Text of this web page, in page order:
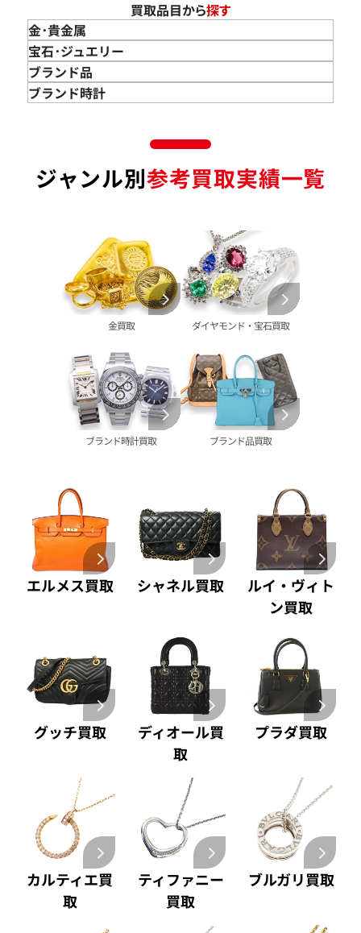
買取品目から探す
金･貴金属
金 買取
金のインゴット 買取
金のアクセサリー 買取
金のブレスレット 買取
金のブローチ 買取
金貨･銀貨 買取
大判･小判 買取
イエローゴールド 買取
ホワイトゴールド 買取
金コンビ 買取
プラチナ 買取
プラチナインゴット 買取
Pt1000 買取
Pt900 買取
Pt850 買取
Pt&Pm 買取
銀･シルバー 買取
パラジウム 買取
宝石･ジュエリー
宝石･ジュエリー買取
ダイヤモンド 買取
オパール 買取
パライバトルマリン 買取
パール 買取
ブランド品
バッグ･小物 買取
カルティエ 買取
ハリー･ウィンストン 買取
ヴァンクリーフ&
アーペル 買取
グッチ 買取
ブシュロン 買取
ショーメ 買取
買取可能な商品をもっと見る
ブランド時計
フィリップ 買取
オーデマピゲ 買取
エルメス 買取
シャネル 買取
オメガ 買取
タグ・ホイヤー 買取
ブライトリング
ヴァシュロン・コンスタンタン 買取
A. ランゲ&
パネライ 買取
ブルガリ 買取
フランク ミュラー 買取
IWC 買取
買取可能な商品をもっと見る
ジャンル別参考買取実績一覧
金買取 ダイヤモンド・宝石買取
ブランド時計買取 ブランド品買取
エルメス買取 シャネル買取
ルイ・ヴィト
ン買取
グッチ買取
ディオール買
取
プラダ買取
カルティエ買
取
ティファニー
買取
ブルガリ買取